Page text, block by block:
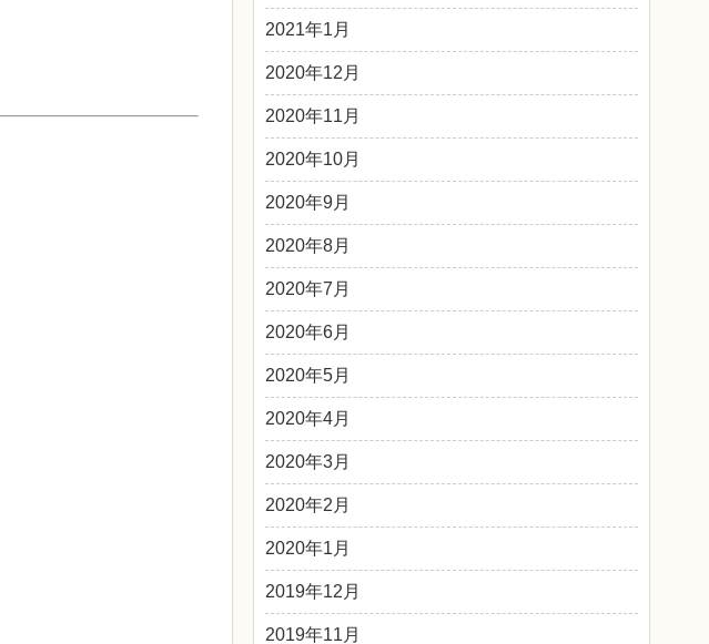
2021年1月
2020年12月
2020年11月
2020年10月
2020年9月
2020年8月
2020年7月
2020年6月
2020年5月
2020年4月
2020年3月
2020年2月
2020年1月
2019年12月
2019年11月